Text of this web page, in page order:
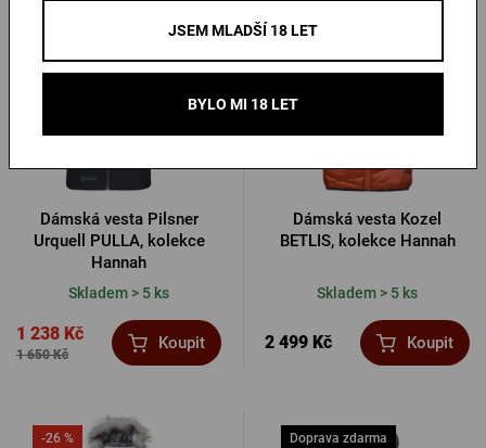
Dámská vesta Pilsner
Urquell PULLA, kolekce
Hannah
Skladem > 5 ks
1 650 Kč
1 238 Kč Koupit
Doprava zdarma
Dámská vesta Kozel
BETLIS, kolekce Hannah
Skladem > 5 ks
2 499 Kč Koupit
-26 %
Doprava zdarma
JSEM MLADŠÍ 18 LET
BYLO MI 18 LET